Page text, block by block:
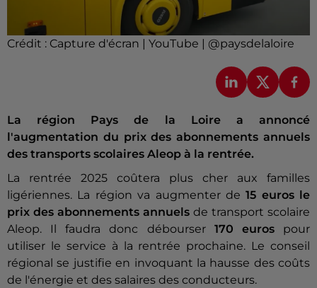
Crédit : Capture d'écran | YouTube | @paysdelaloire
La région Pays de la Loire a annoncé
l'augmentation du prix des abonnements annuels
des transports scolaires Aleop à la rentrée.
La rentrée 2025 coûtera plus cher aux familles
ligériennes. La région va augmenter de15 euros le
prix des abonnements annuels de transport scolaire
Aleop. Il faudra donc débourser 170 eurospour
utiliser le service à la rentrée prochaine. Le conseil
régional se justifie en invoquant la hausse des coûts
de l'énergie et des salaires des conducteurs.